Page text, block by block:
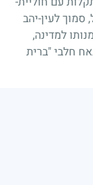
לעין-יהב
למדינה,
חלבי "ברית